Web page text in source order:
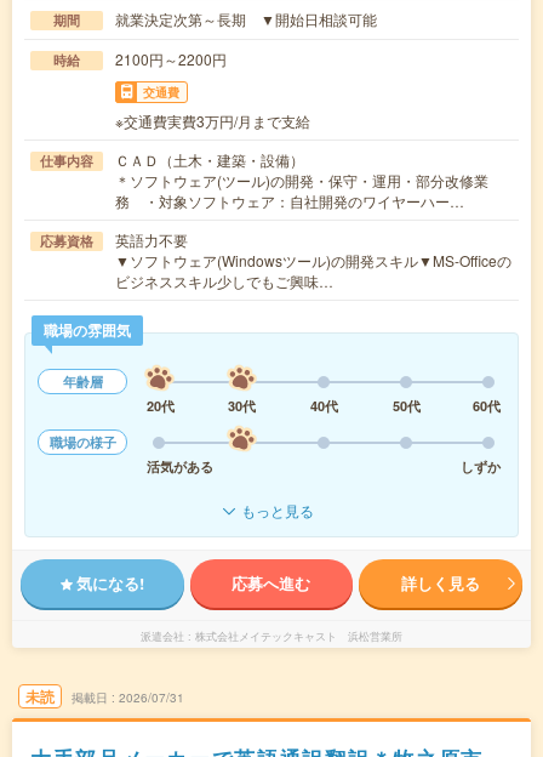
期間 就業決定次第～長期 ▼開始日相談可能
時給 2100円～2200円
交通費
※交通費実費3万円/月まで支給
仕事内容
ＣＡＤ（土木・建築・設備）
＊ソフトウェア(ツール)の開発・保守・運用・部分改修業
務 ・対象ソフトウェア：自社開発のワイヤーハー…
応募資格
英語力不要
▼ソフトウェア(Windowsツール)の開発スキル▼MS-Officeの
ビジネススキル少しでもご興味…
職場の雰囲気
年齢層
20代
30代 40代 50代
60代
職場の様子
活気がある
しずか
もっと見る
気になる! 応募へ進む 詳しく見る
派遣会社 株式会社メイテックキャスト 浜松営業所
未読 掲載日 2026/07/31